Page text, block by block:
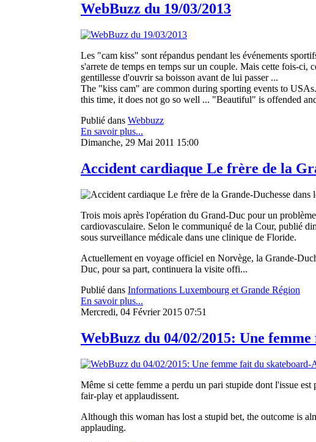
WebBuzz du 19/03/2013
Les "cam kiss" sont répandus pendant les événements
s'arrete de temps en temps sur un couple. Mais cette fois-ci,
gentillesse d'ouvrir sa boisson avant de lui passer ...
The "kiss cam" are common during sporting events to
this time, it does not go so well ... "Beautiful" is offended
Publié dans Webbuzz
En savoir plus...
Dimanche, 29 Mai 2011 15:00
Accident cardiaque Le frère de la
Trois mois après l'opération du Grand-Duc pour un
cardiovasculaire. Selon le communiqué de la Cour, publié
sous surveillance médicale dans une clinique de Floride.
Actuellement en voyage officiel en Norvège, la Grande-
Duc, pour sa part, continuera la visite offi...
Publié dans Informations Luxembourg et Grande Région
En savoir plus...
Mercredi, 04 Février 2015 07:51
WebBuzz du 04/02/2015: Une
Même si cette femme a perdu un pari stupide dont l'issue
fair-play et applaudissent.
Although this woman has lost a stupid bet, the outcome is
applauding.